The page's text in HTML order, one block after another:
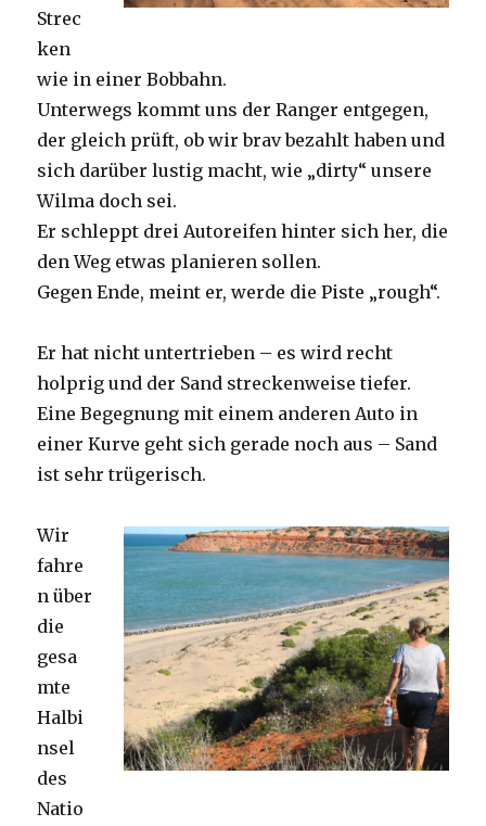
Strec
ken
wie in einer Bobbahn.
Unterwegs kommt uns der Ranger entgegen,
der gleich prüft, ob wir brav bezahlt haben und
sich darüber lustig macht, wie „dirty“ unsere
Wilma doch sei.
Er schleppt drei Autoreifen hinter sich her, die
den Weg etwas planieren sollen.
Gegen Ende, meint er, werde die Piste „rough“.
Er hat nicht untertrieben – es wird recht
holprig und der Sand streckenweise tiefer.
Eine Begegnung mit einem anderen Auto in
einer Kurve geht sich gerade noch aus – Sand
ist sehr trügerisch.
Wir
fahre
n über
die
gesa
mte
Halbi
nsel
des
Natio